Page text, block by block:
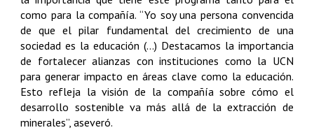
como para la compañía. “Yo soy una persona convencida
de que el pilar fundamental del crecimiento de una
sociedad es la educación (…) Destacamos la importancia
de fortalecer alianzas con instituciones como la UCN
para generar impacto en áreas clave como la educación.
Esto refleja la visión de la compañía sobre cómo el
desarrollo sostenible va más allá de la extracción de
minerales”, aseveró.